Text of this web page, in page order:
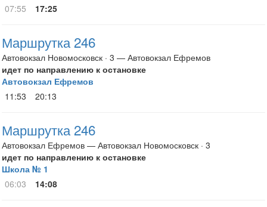
07:55
17:25
Маршрутка 246
Автовокзал Новомосковск · 3 — Автовокзал Ефремов
идет по направлению к остановке
Автовокзал Ефремов
11:53
20:13
Маршрутка 246
Автовокзал Ефремов — Автовокзал Новомосковск · 3
идет по направлению к остановке
Школа № 1
06:03
14:08